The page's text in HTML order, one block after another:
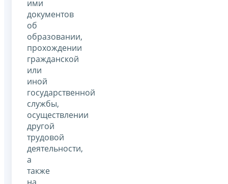
ими
документов
об
образовании,
прохождении
гражданской
или
иной
государственной
службы,
осуществлении
другой
трудовой
деятельности,
а
также
на